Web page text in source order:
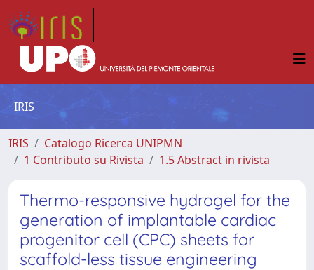
IRIS
IRIS
Catalogo Ricerca UNIPMN
1 Contributo su Rivista
1.5 Abstract in rivista
Thermo-responsive hydrogel for the
generation of implantable cardiac
progenitor cell (CPC) sheets for
scaffold-less tissue engineering